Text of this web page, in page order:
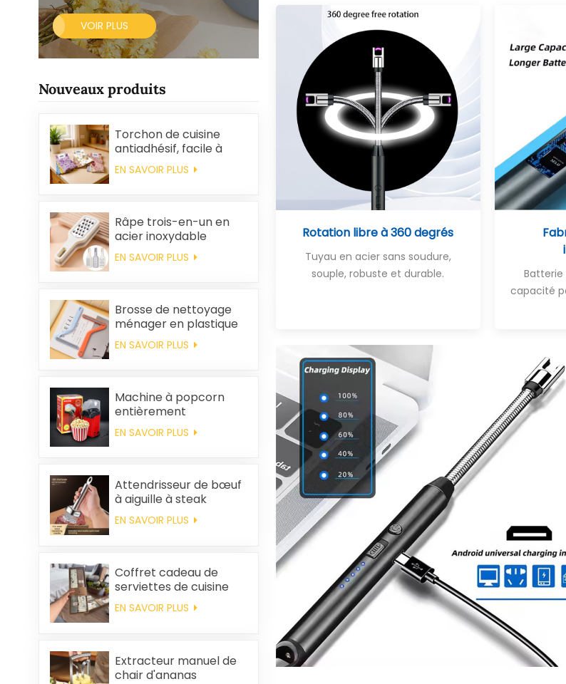
VOIR PLUS
Nouveaux produits
Torchon de cuisine
antiadhésif, facile à
nettoyer, épais,
imprimé, carré, en
écologique
EN SAVOIR PLUS
Râpe trois-en-un en
acier inoxydable
EN SAVOIR PLUS
Brosse de nettoyage
ménager en plastique
pour vêtements,
élimination des poils
EN SAVOIR PLUS
Machine à popcorn
entièrement
automatique pour la
maison, machine à
EN SAVOIR PLUS
Attendrisseur de bœuf
à aiguille à steak
EN SAVOIR PLUS
Coffret cadeau de
serviettes de cuisine
carrées et chiffons en
coton personnalisés,
ménager
EN SAVOIR PLUS
Extracteur manuel de
chair d'ananas
Rotation libre à 360 degrés
Tuyau en acier sans soudure,
souple, robuste et durable.
capacité